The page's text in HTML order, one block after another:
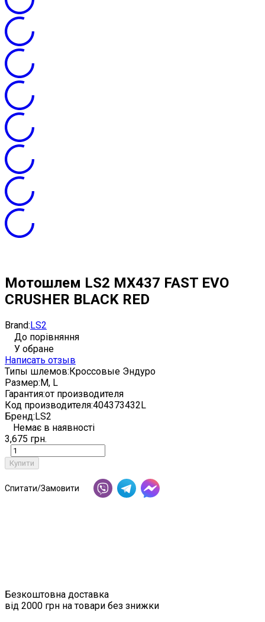
Мотошлем LS2 MX437 FAST EVO
CRUSHER BLACK RED
Brand:LS2
До порівняння
У обране
Написать отзыв
Типы шлемов:Кроссовые Эндуро
Размер:M, L
Гарантия:от производителя
Код производителя:404373432L
Бренд:LS2
Немає в наявності
3,675 грн.
Купити
Спитати/Замовити
Безкоштовна доставка
від 2000 грн на товари без знижки